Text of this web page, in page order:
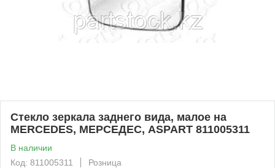
Стекло зеркала заднего вида, малое на
MERCEDES, МЕРСЕДЕС, ASPART 811005311
В наличии
Код: 811005311
Розница